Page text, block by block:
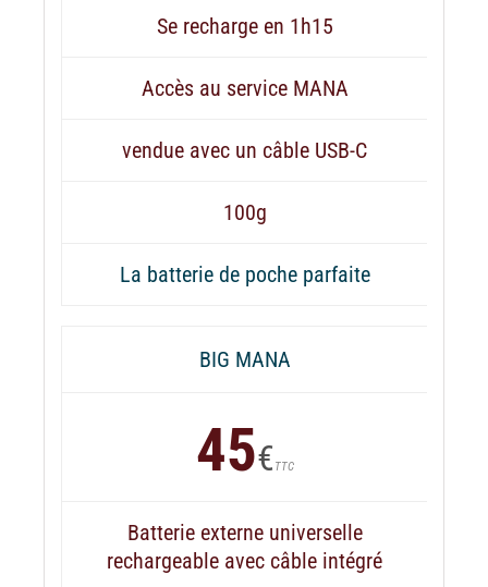
Se recharge en 1h15
Accès au service MANA
vendue avec un câble USB-C
100g
La batterie de poche parfaite
BIG MANA
45€ TTC
Batterie externe universelle
rechargeable avec câble intégré